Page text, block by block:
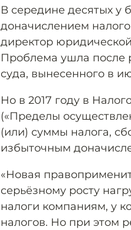
В середине десятых у
доначислением
директор
Проблема ушла после
суда, вынесенного в
Но в 2017 году в
(«Пределы
(или) суммы налога,
избыточным
«Новая
серьёзному росту
налоги компаниям, у
налогов. Но при этом